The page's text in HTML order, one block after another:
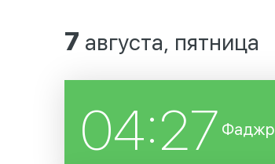
7 августа, пятница
04:27 Фаджр